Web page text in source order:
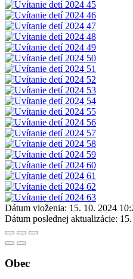
Dátum vloženia: 15. 10. 2024
Dátum poslednej aktualizácie:
Obec